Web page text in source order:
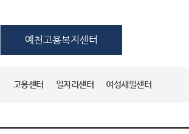
예천고용복지센터
고용센터 일자리센터 여성새일센터